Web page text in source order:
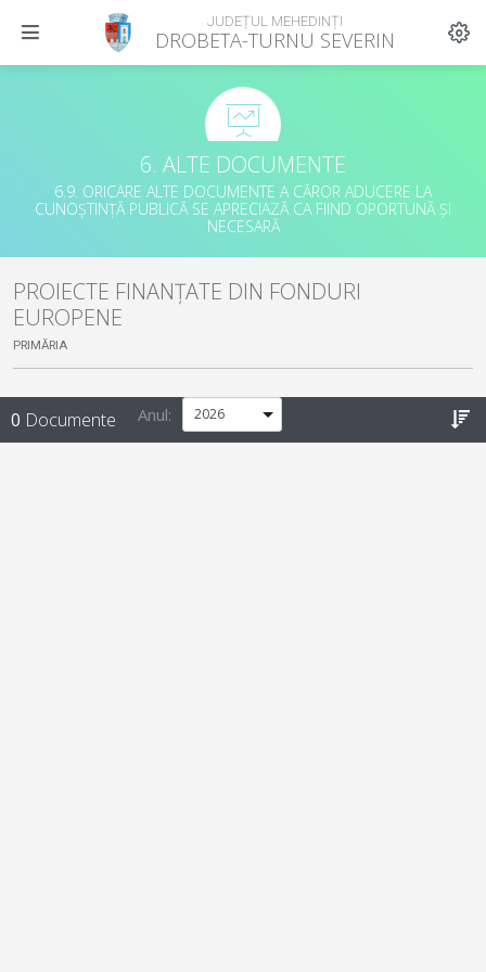
JUDEȚUL MEHEDINȚI
DROBETA-TURNU SEVERIN
6. ALTE DOCUMENTE
6.9. ORICARE ALTE DOCUMENTE A CĂROR ADUCERE LA
CUNOȘTINȚĂ PUBLICĂ SE APRECIAZĂ CA FIIND OPORTUNĂ ȘI
NECESARĂ
PROIECTE FINANȚATE DIN FONDURI
EUROPENE
PRIMĂRIA
0 Documente Anul: